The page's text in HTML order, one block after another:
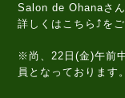
Salon de Ohanaさ
詳しくはこちら⤴️をご
※尚、22日(金)午前
員となっております。